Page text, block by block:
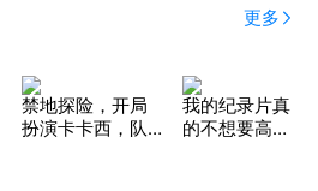
更多
禁地探险，开局
扮演卡卡西，队
我的纪录片真
的不想要高收